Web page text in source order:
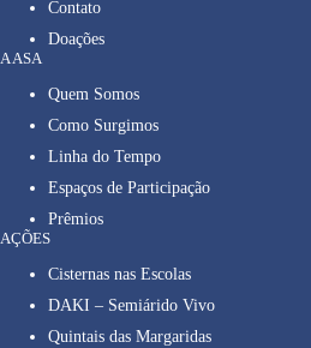
Contato
Doações
A ASA
Quem Somos
Como Surgimos
Linha do Tempo
Espaços de Participação
Prêmios
AÇÕES
Cisternas nas Escolas
DAKI – Semiárido Vivo
Quintais das Margaridas